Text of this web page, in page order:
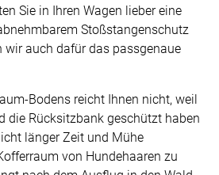
Sie in Ihren Wagen lieber eine
Stoßstangenschutz
wir auch dafür das passgenaue
Bodens reicht Ihnen nicht, weil
die Rücksitzbank geschützt haben
länger Zeit und Mühe
von Hundehaaren zu